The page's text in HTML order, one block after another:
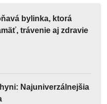
bylinka, ktorá
trávenie aj zdravie
Najuniverzálnejšia